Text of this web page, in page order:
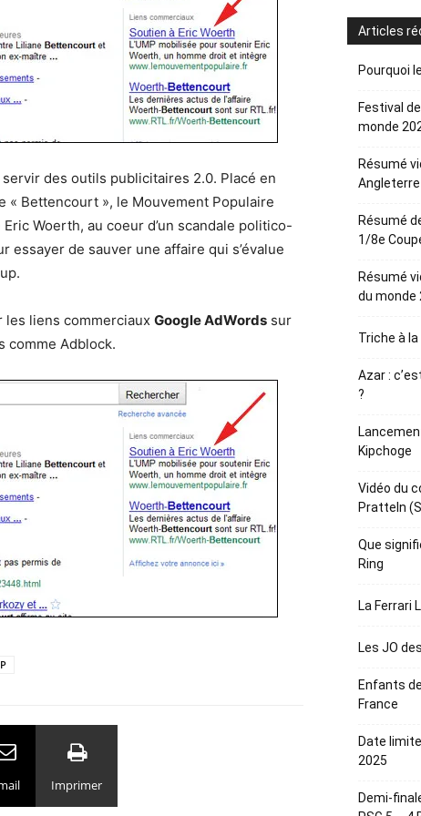
servir des outils publicitaires 2.0. Placé en
« Bettencourt », le Mouvement Populaire
Woerth, au coeur d’un scandale politico-
essayer de sauver une affaire qui s’évalue
les liens commerciaux Google AdWords sur
comme Adblock.
Imprimer
Articles
Pourquoi
Festival
monde
Résumé
Résumé
1/8e
Résumé
du monde
Triche à
Azar :
?
Kipchoge
Vidéo du
Pratteln
Que
Ring
La Ferrari
Les JO
Enfants
France
Date
2025
Demi-